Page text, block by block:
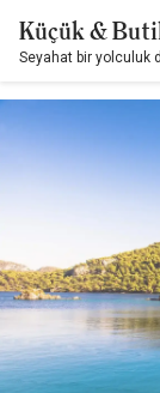
Küçük &
Seyahat bir yolculuk